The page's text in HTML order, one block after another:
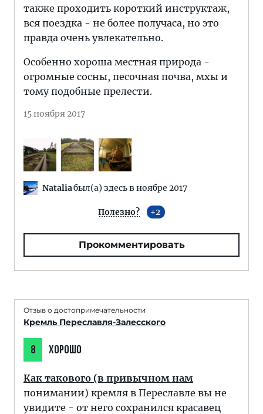
также проходить короткий инструктаж,
вся поездка - не более получаса, но это
правда очень увлекательно.
Особенно хороша местная природа -
огромные сосны, песочная почва, мхы и
тому подобные прелести.
15 ноября 2017
Nataliaбыл(а) здесь в ноябре 2017
Полезно? 2
Прокомментировать
Отзыв о достопримечательности
Кремль Переславля-Залесского
8 ХОРОШО
Как такового (в привычном нам
понимании) кремля в Переславле вы не
увидите - от него сохранился красавец